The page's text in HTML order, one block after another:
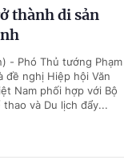
thành di sản
- Phó Thủ tướng Phạm
đề nghị Hiệp hội Văn
Nam phối hợp với Bộ
thao và Du lịch đẩy...